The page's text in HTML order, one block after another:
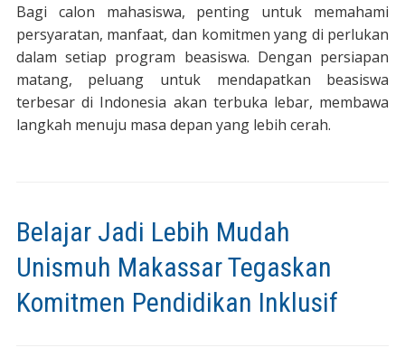
Bagi calon mahasiswa, penting untuk memahami
persyaratan, manfaat, dan komitmen yang di perlukan
dalam setiap program beasiswa. Dengan persiapan
matang, peluang untuk mendapatkan beasiswa
terbesar di Indonesia akan terbuka lebar, membawa
langkah menuju masa depan yang lebih cerah.
Belajar Jadi Lebih Mudah
Unismuh Makassar Tegaskan
Komitmen Pendidikan Inklusif